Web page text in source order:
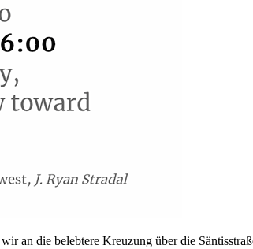
an die belebtere Kreuzung über die